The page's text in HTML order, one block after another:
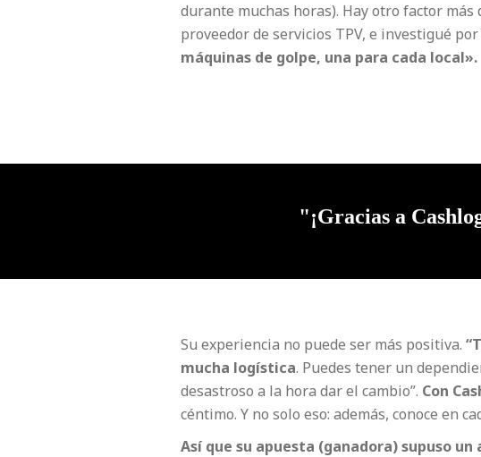
durante muchas horas). Hay otro factor más
proveedor de servicios TPV, e investigué
máquinas de golpe, una para cada local».
"¡Gracias a
Su experiencia no puede ser más positiva.
mucha logística. Puedes tener un
desastroso a la hora dar el cambio”. Con
céntimo. Y no solo eso: además, conoce en
Así que su apuesta (ganadora) supuso